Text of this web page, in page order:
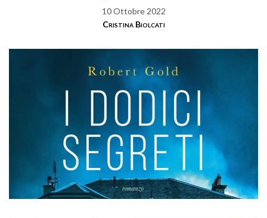
10 Ottobre 2022
Cristina Biolcati